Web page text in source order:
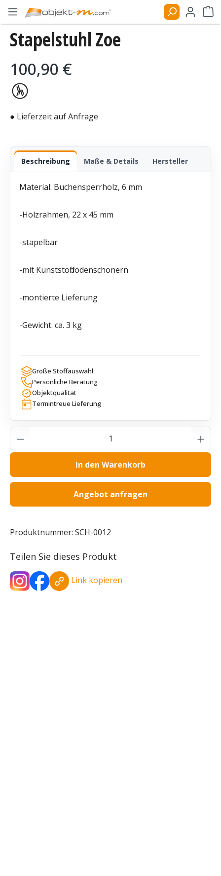
Zum Hauptinhalt springen
Stapelstuhl Zoe
Regulärer Preis:
100,90 €
● Lieferzeit auf Anfrage
Beschreibung Maße & Details Hersteller
Material: Buchensperrholz, 6 mm
-Holzrahmen, 22 x 45 mm
-stapelbar
-mit Kunststoffbodenschonern
-montierte Lieferung
-Gewicht: ca. 3 kg
Große Stoffauswahl
Persönliche Beratung
Objektqualität
Termintreue Lieferung
Produkt Anzahl: Gib den gewünschten
In den Warenkorb
Angebot anfragen
Produktnummer: SCH-0012
Teilen Sie dieses Produkt
Link kopieren
Bildergalerie überspringen